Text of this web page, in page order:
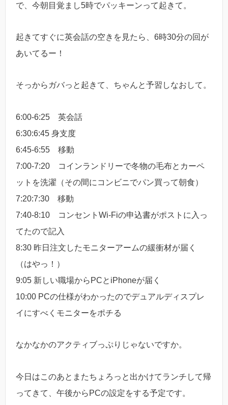
で、今朝目覚まし5時でパッキーンって起きて。
起きてすぐに英会話の空きを見たら、6時30分の回が
あいてるー！
そっからガバっと起きて、ちゃんと予習しなおして。
6:00-6:25 英会話
6:30:6:45 身支度
6:45-6:55 移動
7:00-7:20 コインランドリーで冬物の毛布とカーペ
ットを洗濯（その間にコンビニでパン買って朝食）
7:20:7:30 移動
7:40-8:10 コンセントWi-Fiの申込書がポストに入っ
てたので記入
8:30 昨日注文したモニターアームの緩衝材が届く
（はやっ！）
9:05 新しい職場からPCとiPhoneが届く
10:00 PCの仕様がわかったのでデュアルディスプレ
イにすべくモニターをポチる
なかなかのアクティブっぷりじゃないですか。
今日はこのあとまたちょろっと出かけてランチして帰
ってきて、午後からPCの設定をする予定です。